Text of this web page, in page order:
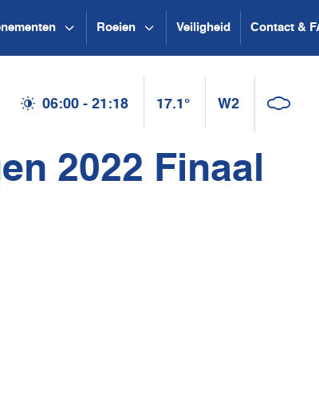
Roeien Veiligheid Contact &
06:00 - 21:18 17.1° W2
2022 Finaal